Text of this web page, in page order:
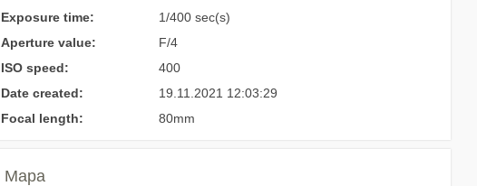
Exposure time:
1/400 sec(s)
Aperture value:
F/4
ISO speed:
400
Date created:
19.11.2021 12:03:29
Focal length:
80mm
Mapa